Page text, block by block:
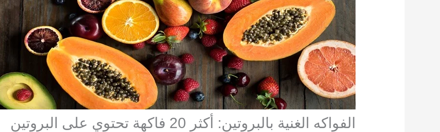
الفواكه الغنية بالبروتين: أكثر 20 فاكهة تحتوي على البروتين